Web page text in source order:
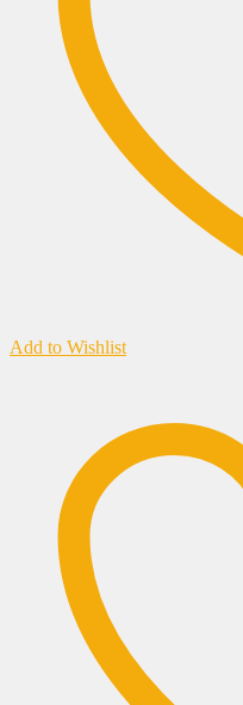
Add to Wishlist